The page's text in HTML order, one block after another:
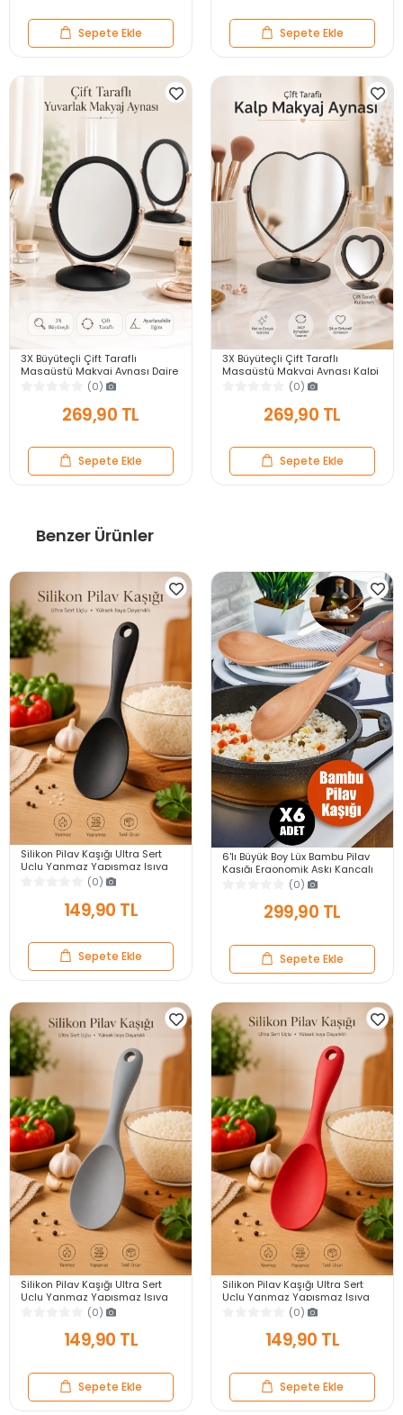
Sepete Ekle Sepete Ekle
3X Büyüteçli Çift Taraflı
Masaüstü Makyaj Aynası Daire
Siyah Rose Gold Standlı
Dekoratif Yakın Ayna
(0)
269,90 TL
Sepete Ekle
3X Büyüteçli Çift Taraflı
Masaüstü Makyaj Aynası Kalpi
Siyah Rose Gold Standlı
Dekoratif Yakın Ayna
(0)
269,90 TL
Sepete Ekle
Benzer Ürünler
Silikon Pilav Kaşığı Ultra Sert
Uçlu Yanmaz Yapışmaz Isıya
Dayanıklı Siyah Servis Yemek
(0)
149,90 TL
Sepete Ekle
6'lı Büyük Boy Lüx Bambu Pilav
Kaşığı Ergonomik Askı Kancalı
Mutfak Classic Ahşap Tahta
(0)
299,90 TL
Sepete Ekle
Silikon Pilav Kaşığı Ultra Sert
Uçlu Yanmaz Yapışmaz Isıya
Dayanıklı Gri Servis Yemek
(0)
149,90 TL
Sepete Ekle
Silikon Pilav Kaşığı Ultra Sert
Uçlu Yanmaz Yapışmaz Isıya
Dayanıklı Kırmızı Servis Yemek
(0)
149,90 TL
Sepete Ekle